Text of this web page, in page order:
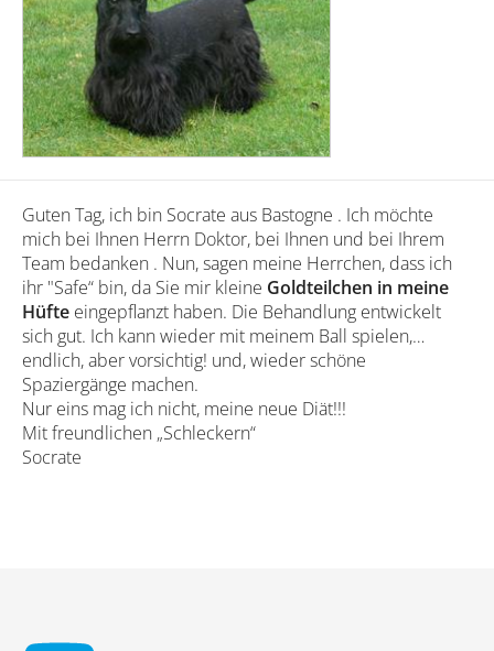
Guten Tag, ich bin Socrate aus Bastogne . Ich möchte
mich bei Ihnen Herrn Doktor, bei Ihnen und bei Ihrem
Team bedanken . Nun, sagen meine Herrchen, dass ich
ihr "Safe“ bin, da Sie mir kleine Goldteilchen in meine
Hüfte eingepflanzt haben. Die Behandlung entwickelt
sich gut. Ich kann wieder mit meinem Ball spielen,…
endlich, aber vorsichtig! und, wieder schöne
Spaziergänge machen.
Nur eins mag ich nicht, meine neue Diät!!!
Mit freundlichen „Schleckern“
Socrate